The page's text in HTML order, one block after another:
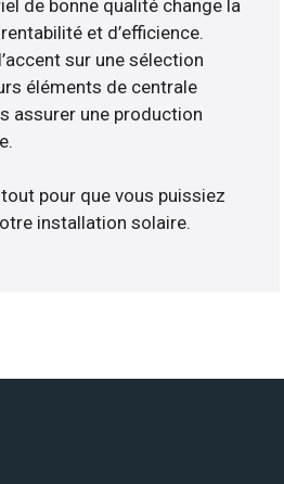
de bonne qualité change la
et d’efficience.
sur une sélection
éléments de centrale
assurer une production
pour que vous puissiez
installation solaire.